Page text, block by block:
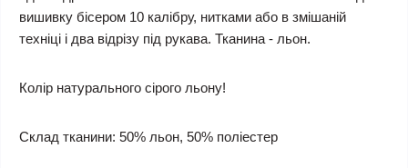
вишивку бісером 10 калібру, нитками або в змішаній
техніці і два відрізу під рукава. Тканина - льон.
Колір натурального сірого льону!
Склад тканини: 50% льон, 50% поліестер